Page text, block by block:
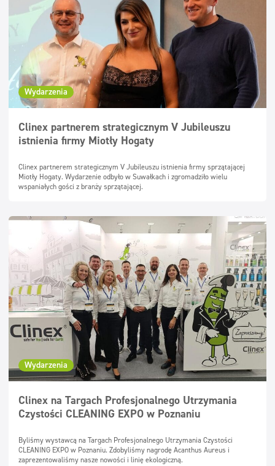
Wydarzenia
Clinex partnerem strategicznym V Jubileuszu
istnienia firmy Miotły Hogaty
Clinex partnerem strategicznym V Jubileuszu istnienia firmy sprzątającej
Miotły Hogaty. Wydarzenie odbyło w Suwałkach i zgromadziło wielu
wspaniałych gości z branży sprzątającej.
Wydarzenia
Clinex na Targach Profesjonalnego Utrzymania
Czystości CLEANING EXPO w Poznaniu
Byliśmy wystawcą na Targach Profesjonalnego Utrzymania Czystości
CLEANING EXPO w Poznaniu. Zdobyliśmy nagrodę Acanthus Aureus i
zaprezentowaliśmy nasze nowości i linię ekologiczną.